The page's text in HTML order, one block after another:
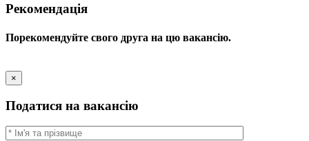
Рекомендація
Порекомендуйте свого друга на цю вакансію.
×
Податися на вакансію